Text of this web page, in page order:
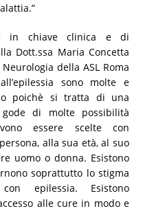
in chiave clinica e di
Dott.ssa Maria Concetta
della ASL Roma
sono molte e
poichè si tratta di una
di molte possibilità
essere scelte con
alla sua età, al suo
uomo o donna. Esistono
soprattutto lo stigma
epilessia. Esistono
alle cure in modo e